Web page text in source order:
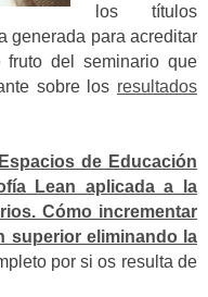
los títulos
generada para acreditar
fruto del seminario que
sobre los resultados
Espacios de Educación
Lean aplicada a la
Cómo incrementar
superior eliminando la
por si os resulta de